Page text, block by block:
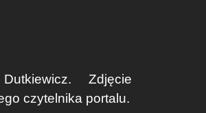
Dutkiewicz. Zdjęcie
czytelnika portalu.